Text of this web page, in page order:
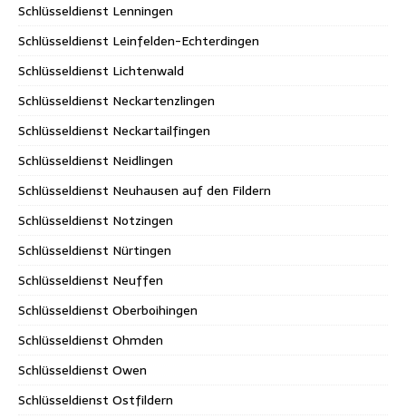
Schlüsseldienst Lenningen
Schlüsseldienst Leinfelden-Echterdingen
Schlüsseldienst Lichtenwald
Schlüsseldienst Neckartenzlingen
Schlüsseldienst Neckartailfingen
Schlüsseldienst Neidlingen
Schlüsseldienst Neuhausen auf den Fildern
Schlüsseldienst Notzingen
Schlüsseldienst Nürtingen
Schlüsseldienst Neuffen
Schlüsseldienst Oberboihingen
Schlüsseldienst Ohmden
Schlüsseldienst Owen
Schlüsseldienst Ostfildern